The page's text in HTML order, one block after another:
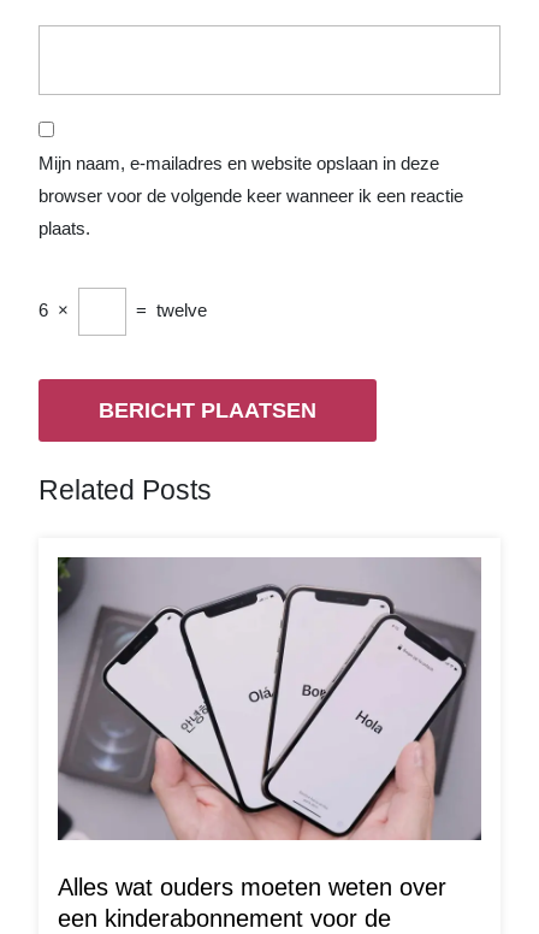
Mijn naam, e-mailadres en website opslaan in deze
browser voor de volgende keer wanneer ik een reactie
plaats.
6 × = twelve
Related Posts
Alles wat ouders moeten weten over
een kinderabonnement voor de